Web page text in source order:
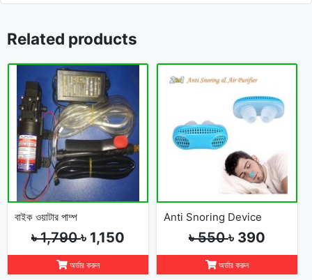
Related products
বাইক ওয়াটার পাম্প
৳ 1,790৳ 1,150
অর্ডার করুন
Anti Snoring Device
৳ 550৳ 390
অর্ডার করুন